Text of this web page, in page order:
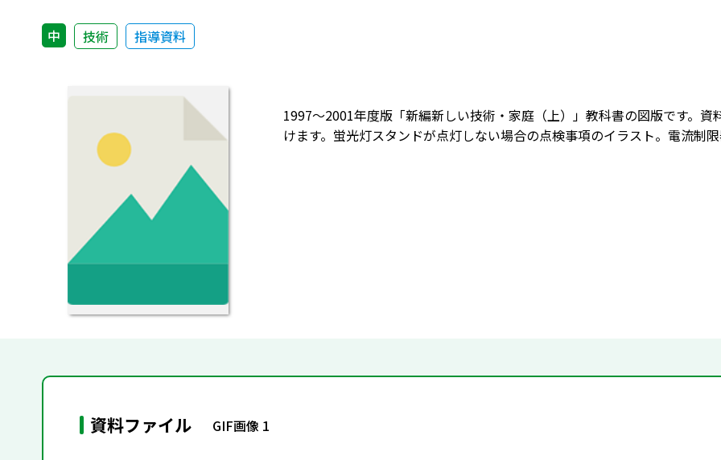
中 技術 指導資料
1997～2001年度版「新編新しい技術・家庭（上）」教科書の図版です。
けます。蛍光灯スタンドが点灯しない場合の点検事項のイラスト。電流制
資料ファイル GIF画像 1